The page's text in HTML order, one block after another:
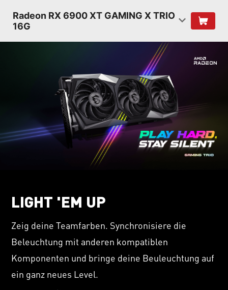
Radeon RX 6900 XT GAMING X TRIO
16G
LIGHT 'EM UP
Zeig deine Teamfarben. Synchronisiere die
Beleuchtung mit anderen kompatiblen
Komponenten und bringe deine Beuleuchtung auf
ein ganz neues Level.